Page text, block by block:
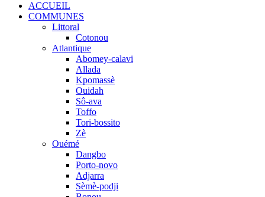
ACCUEIL
COMMUNES
Littoral
Cotonou
Atlantique
Abomey-calavi
Allada
Kpomassè
Ouidah
Sô-ava
Toffo
Tori-bossito
Zè
Ouémé
Dangbo
Porto-novo
Adjarra
Sèmè-podji